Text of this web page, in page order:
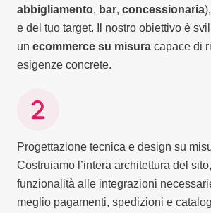
abbigliamento, bar, concessionaria
e del tuo target. Il nostro obiettivo è
un ecommerce su misura capace di
esigenze concrete.
Progettazione tecnica e design su
Costruiamo l’intera architettura del
funzionalità alle integrazioni
meglio pagamenti, spedizioni e